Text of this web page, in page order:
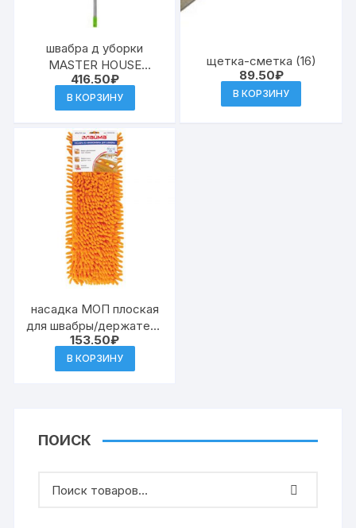
швабра д уборки
MASTER HOUSE
(Себастьян)
микрофибра шенил
43*13 с
телескоп.ручкой 120см
серая (12)
416.50₽
В КОРЗИНУ
щетка-сметка (16)
89.50₽
В КОРЗИНУ
насадка МОП плоская
для швабры/держателя
40 см, карманы (ТИП
К), микрофибра, ворс 2
см,LAIMA
153.50₽
В КОРЗИНУ
ПОИСК